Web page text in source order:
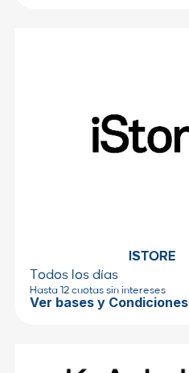
ISTORE
Todos los días
Hasta 12 cuotas sin intereses
Ver bases y Condiciones